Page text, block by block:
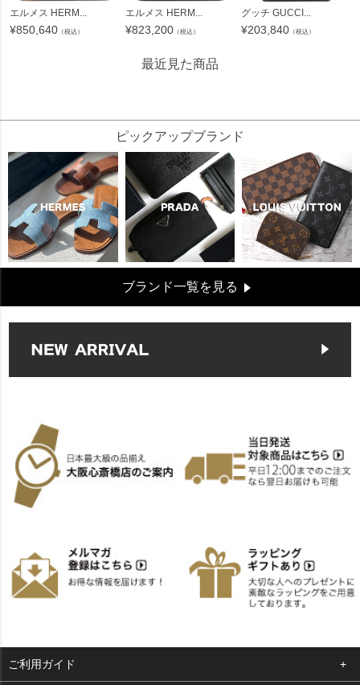
エルメス HERM...
¥850,640 （税込）
エルメス HERM...
¥823,200 （税込）
グッチ GUCCI...
¥203,840 （税込）
最近見た商品
ピックアップブランド
ブランド一覧を見る
ご利用ガイド